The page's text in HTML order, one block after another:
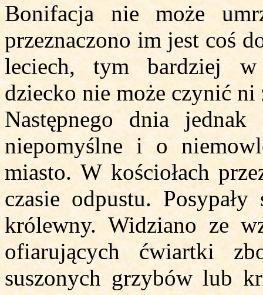
Bonifacja nie może
przeznaczono im jest coś
leciech, tym bardziej w
dziecko nie może czynić ni
Następnego dnia
niepomyślne i o
miasto. W kościołach
czasie odpustu.
królewny. Widziano ze
ofiarujących ćwiartki
suszonych grzybów lub